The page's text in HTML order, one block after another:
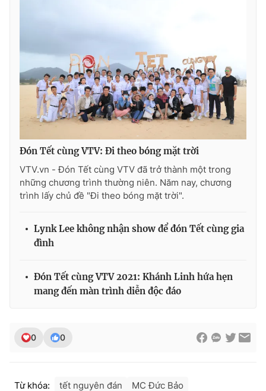
Đón Tết cùng VTV: Đi theo bóng mặt trời
VTV.vn - Đón Tết cùng VTV đã trở thành một trong
những chương trình thường niên. Năm nay, chương
trình lấy chủ đề "Đi theo bóng mặt trời".
Lynk Lee không nhận show để đón Tết cùng gia
đình
Đón Tết cùng VTV 2021: Khánh Linh hứa hẹn
mang đến màn trình diễn độc đáo
0 0
Từ khóa: tết nguyên đán
MC Đức Bảo